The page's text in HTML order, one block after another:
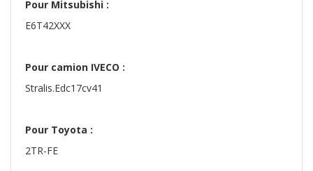
Pour Mitsubishi :
E6T42XXX
Pour camion IVECO :
Stralis.Edc17cv41
Pour Toyota :
2TR-FE